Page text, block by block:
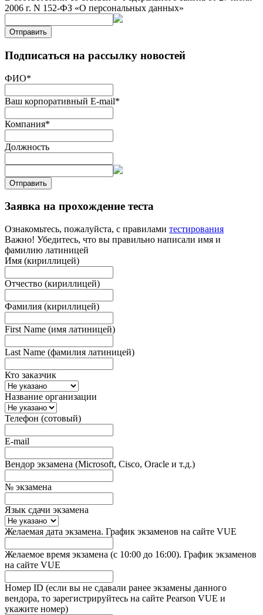
2006 г. N 152-ФЗ «О персональных данных»
Отправить
Подписаться на рассылку новостей
ФИО*
Ваш корпоративный E-mail*
Компания*
Должность
Отправить
Заявка на прохождение теста
Ознакомьтесь, пожалуйста, с правилами тестирования
Важно! Убедитесь, что вы правильно написали имя и
фамилию латиницей
Имя (кириллицей)
Отчество (кириллицей)
Фамилия (кириллицей)
First Name (имя латиницей)
Last Name (фамилия латиницей)
Кто заказчик
Название организации
Телефон (сотовый)
E-mail
Вендор экзамена (Microsoft, Cisco, Oracle и т.д.)
№ экзамена
Язык сдачи экзамена
Желаемая дата экзамена. График экзаменов на сайте VUE
Желаемое время экзамена (с 10:00 до 16:00). График экзаменов
на сайте VUE
Номер ID (если вы не сдавали ранее экзамены данного
вендора, то зарегистрируйтесь на сайте Pearson VUE и
укажите номер)